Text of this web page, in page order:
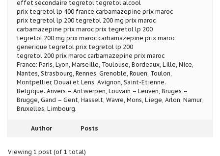
effet secondaire tegretol tegretol alcool
prix tegretol lp 400 france carbamazepine prix maroc
prix tegretol lp 200 tegretol 200 mg prix maroc
carbamazepine prix maroc prix tegretol lp 200
tegretol 200 mg prix maroc carbamazepine prix maroc
generique tegretol prix tegretol lp 200
tegretol 200 prix maroc carbamazepine prix maroc
France: Paris, Lyon, Marseille, Toulouse, Bordeaux, Lille, Nice,
Nantes, Strasbourg, Rennes, Grenoble, Rouen, Toulon,
Montpellier, Douai et Lens, Avignon, Saint-Etienne.
Belgique: Anvers – Antwerpen, Louvain – Leuven, Bruges –
Brugge, Gand – Gent, Hasselt, Wavre, Mons, Liege, Arlon, Namur,
Bruxelles, Limbourg.
Author Posts
Viewing 1 post (of 1 total)